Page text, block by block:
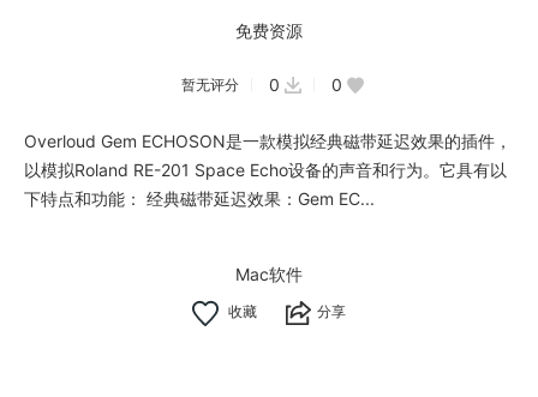
免费资源
暂无评分 0 0
Overloud Gem ECHOSON是一款模拟经典磁带延迟效果的插件，
以模拟Roland RE-201 Space Echo设备的声音和行为。它具有以
下特点和功能： 经典磁带延迟效果：Gem EC...
Mac软件
分享